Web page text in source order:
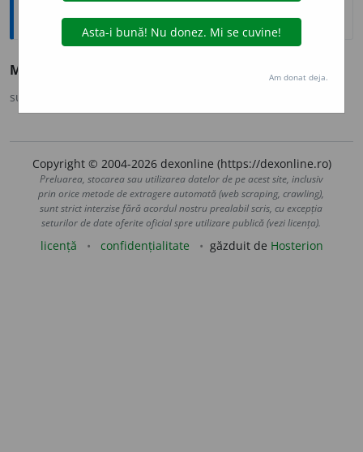
Tezaur
MELEGÁGHI
sursa:
Copyright © 2004-2026 dexonline (https://dexonline.ro)
Preluarea, stocarea sau utilizarea datelor de pe acest site, inclusiv
prin orice metode de extragere automată (web scraping, crawling),
sunt strict interzise fără acordul nostru prealabil scris, cu excepția
seturilor de date oferite oficial spre utilizare publică (vezi licența).
licență confidențialitate găzduit de Hosterion
Am donat deja.